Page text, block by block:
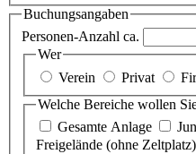
Buchungsangaben
Personen-Anzahl ca.
Wer
Verein
Privat
Welche Bereiche wollen
Gesamte Anlage
Freigelände (ohne Zeltplatz)